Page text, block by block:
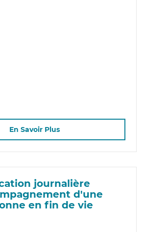
En Savoir Plus
journalière
d'une
en fin de vie